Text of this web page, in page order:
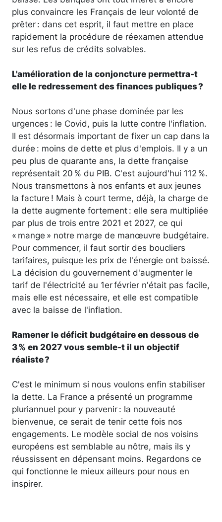
plus convaincre les Français de leur volonté de
prêter : dans cet esprit, il faut mettre en place
rapidement la procédure de réexamen attendue
sur les refus de crédits solvables.
L'amélioration de la conjoncture permettra-t
elle le redressement des finances publiques ?
Nous sortons d'une phase dominée par les
urgences : le Covid, puis la lutte contre l'inflation.
Il est désormais important de fixer un cap dans la
durée : moins de dette et plus d'emplois. Il y a un
peu plus de quarante ans, la dette française
représentait 20 % du PIB. C'est aujourd'hui 112 %.
Nous transmettons à nos enfants et aux jeunes
la facture ! Mais à court terme, déjà, la charge de
la dette augmente fortement : elle sera multipliée
par plus de trois entre 2021 et 2027, ce qui
« mange » notre marge de manœuvre budgétaire.
Pour commencer, il faut sortir des boucliers
tarifaires, puisque les prix de l'énergie ont baissé.
La décision du gouvernement d'augmenter le
tarif de l'électricité au 1er février n'était pas facile,
mais elle est nécessaire, et elle est compatible
avec la baisse de l'inflation.
Ramener le déficit budgétaire en dessous de
3 % en 2027 vous semble-t il un objectif
réaliste ?
C'est le minimum si nous voulons enfin stabiliser
la dette. La France a présenté un programme
pluriannuel pour y parvenir : la nouveauté
bienvenue, ce serait de tenir cette fois nos
engagements. Le modèle social de nos voisins
européens est semblable au nôtre, mais ils y
réussissent en dépensant moins. Regardons ce
qui fonctionne le mieux ailleurs pour nous en
inspirer.